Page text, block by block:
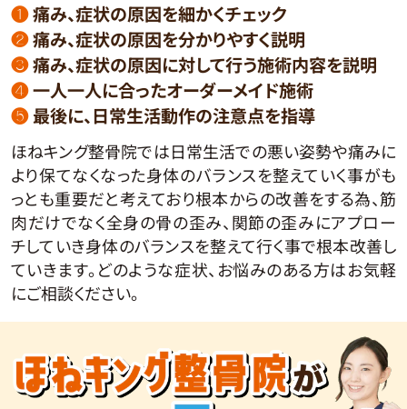
❶痛み、症状の原因を細かくチェック
❷痛み、症状の原因を分かりやすく説明
❸痛み、症状の原因に対して行う施術内容を説明
❹一人一人に合ったオーダーメイド施術
❺最後に、日常生活動作の注意点を指導
ほねキング整骨院では日常生活での悪い姿勢や痛みに
より保てなくなった身体のバランスを整えていく事がも
っとも重要だと考えており根本からの改善をする為、筋
肉だけでなく全身の骨の歪み、関節の歪みにアプロー
チしていき身体のバランスを整えて行く事で根本改善し
ていきます。どのような症状、お悩みのある方はお気軽
にご相談ください。